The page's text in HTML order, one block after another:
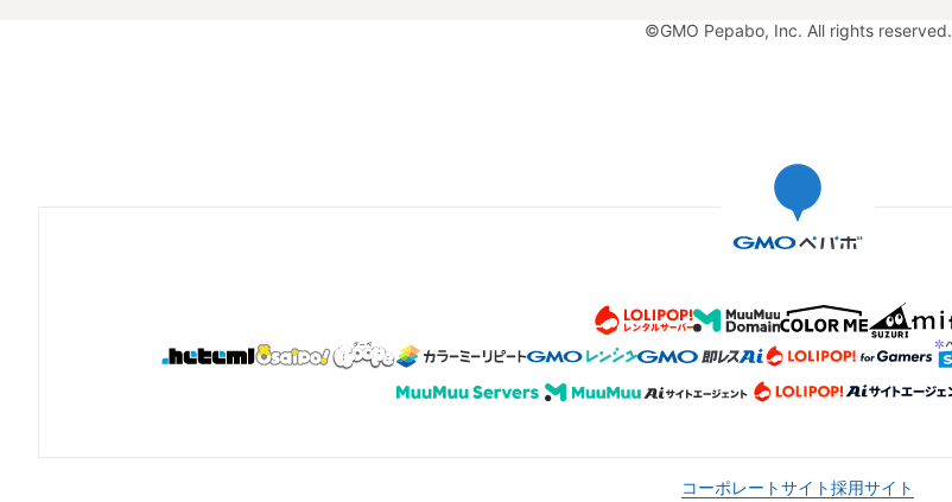
©GMO Pepabo, Inc. All rights reserved.
コーポレートサイト採用サイト